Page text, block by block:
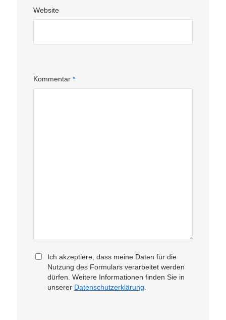
Website
Kommentar *
Ich akzeptiere, dass meine Daten für die
Nutzung des Formulars verarbeitet werden
dürfen. Weitere Informationen finden Sie in
unserer Datenschutzerklärung